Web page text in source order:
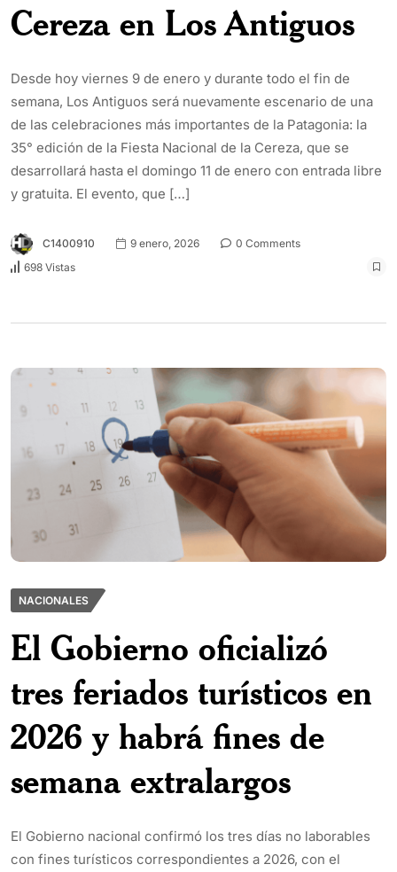
Cereza en Los Antiguos
Desde hoy viernes 9 de enero y durante todo el fin de
semana, Los Antiguos será nuevamente escenario de una
de las celebraciones más importantes de la Patagonia: la
35° edición de la Fiesta Nacional de la Cereza, que se
desarrollará hasta el domingo 11 de enero con entrada libre
y gratuita. El evento, que […]
C1400910 9 enero, 2026
0 Comments
698 Vistas
NACIONALES
El Gobierno oficializó
tres feriados turísticos en
2026 y habrá fines de
semana extralargos
El Gobierno nacional confirmó los tres días no laborables
con fines turísticos correspondientes a 2026, con el